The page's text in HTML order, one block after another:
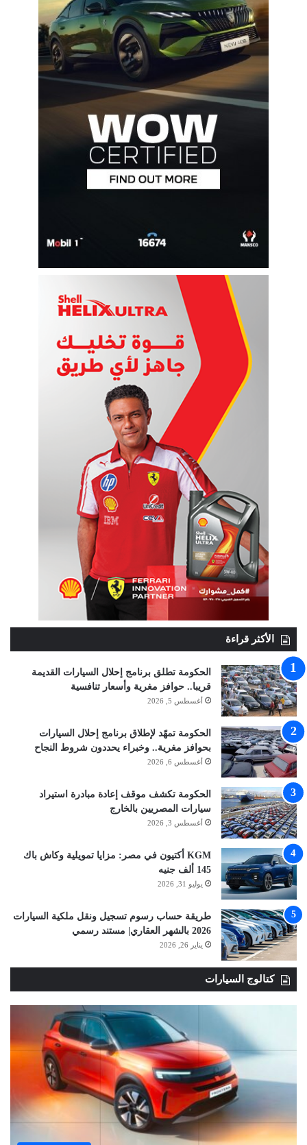
الأكثر قراءة
الحكومة تطلق برنامج إحلال السيارات القديمة
قريبا.. حوافز مغرية وأسعار تنافسية
أغسطس 5, 2026
الحكومة تمهّد لإطلاق برنامج إحلال السيارات
بحوافز مغرية.. وخبراء يحددون شروط النجاح
أغسطس 6, 2026
الحكومة تكشف موقف إعادة مبادرة استيراد
سيارات المصريين بالخارج
أغسطس 3, 2026
KGM أكتيون في مصر: مزايا تمويلية وكاش باك
145 ألف جنيه
يوليو 31, 2026
طريقة حساب رسوم تسجيل ونقل ملكية السيارات
2026 بالشهر العقاري| مستند رسمي
يناير 26, 2026
كتالوج السيارات